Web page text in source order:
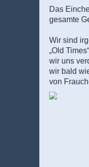
Das
gesamte
Wir sind
„Old
wir uns
wir bald
von